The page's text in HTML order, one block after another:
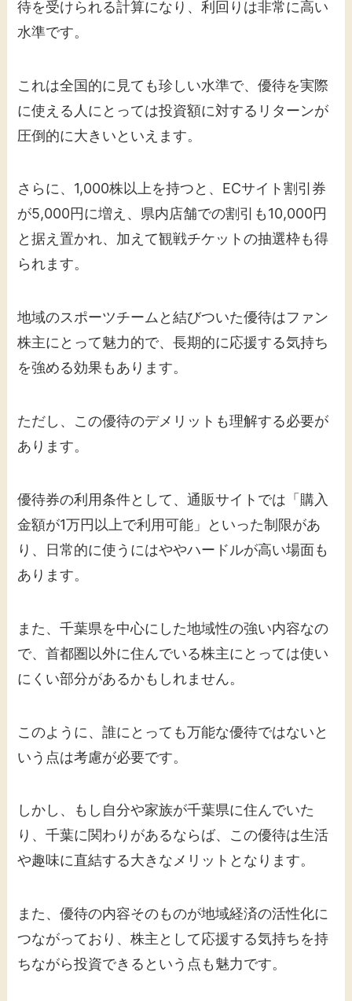
待を受けられる計算になり、利回りは非常に高い
水準です。
これは全国的に見ても珍しい水準で、優待を実際
に使える人にとっては投資額に対するリターンが
圧倒的に大きいといえます。
さらに、1,000株以上を持つと、ECサイト割引券
が5,000円に増え、県内店舗での割引も10,000円
と据え置かれ、加えて観戦チケットの抽選枠も得
られます。
地域のスポーツチームと結びついた優待はファン
株主にとって魅力的で、長期的に応援する気持ち
を強める効果もあります。
ただし、この優待のデメリットも理解する必要が
あります。
優待券の利用条件として、通販サイトでは「購入
金額が1万円以上で利用可能」といった制限があ
り、日常的に使うにはややハードルが高い場面も
あります。
また、千葉県を中心にした地域性の強い内容なの
で、首都圏以外に住んでいる株主にとっては使い
にくい部分があるかもしれません。
このように、誰にとっても万能な優待ではないと
いう点は考慮が必要です。
しかし、もし自分や家族が千葉県に住んでいた
り、千葉に関わりがあるならば、この優待は生活
や趣味に直結する大きなメリットとなります。
また、優待の内容そのものが地域経済の活性化に
つながっており、株主として応援する気持ちを持
ちながら投資できるという点も魅力です。